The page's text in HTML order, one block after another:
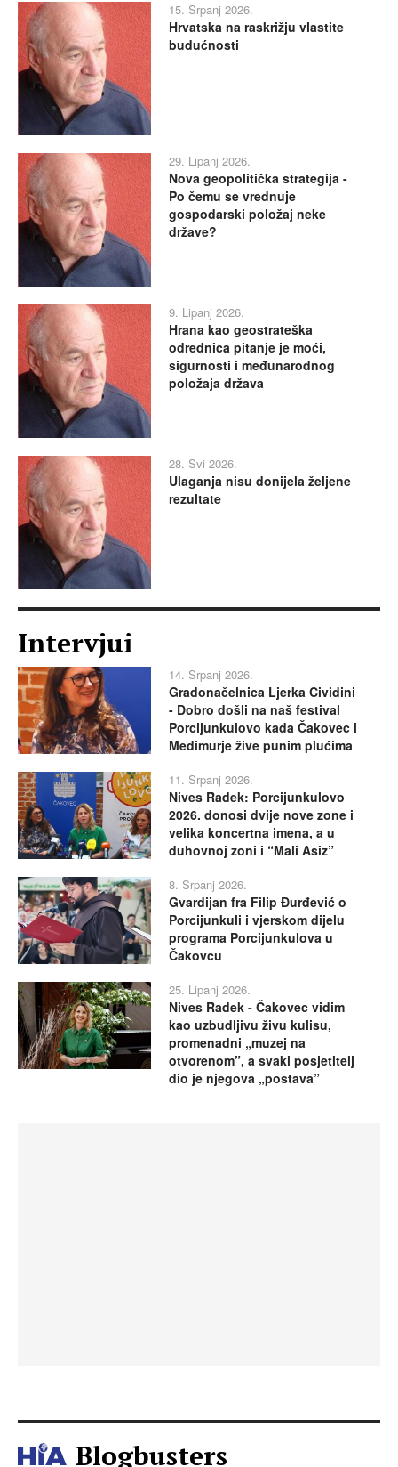
15. Srpanj 2026.
Hrvatska na raskrižju vlastite
budućnosti
29. Lipanj 2026.
Nova geopolitička strategija -
Po čemu se vrednuje
gospodarski položaj neke
države?
9. Lipanj 2026.
Hrana kao geostrateška
odrednica pitanje je moći,
sigurnosti i međunarodnog
položaja država
28. Svi 2026.
Ulaganja nisu donijela željene
rezultate
Intervjui
14. Srpanj 2026.
Gradonačelnica Ljerka Cividini
- Dobro došli na naš festival
Porcijunkulovo kada Čakovec i
Međimurje žive punim plućima
11. Srpanj 2026.
Nives Radek: Porcijunkulovo
2026. donosi dvije nove zone i
velika koncertna imena, a u
duhovnoj zoni i “Mali Asiz”
8. Srpanj 2026.
Gvardijan fra Filip Đurđević o
Porcijunkuli i vjerskom dijelu
programa Porcijunkulova u
Čakovcu
25. Lipanj 2026.
Nives Radek - Čakovec vidim
kao uzbudljivu živu kulisu,
promenadni „muzej na
otvorenom”, a svaki posjetitelj
dio je njegova „postava”
Blogbusters